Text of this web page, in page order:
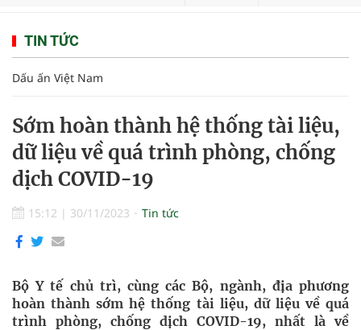
TIN TỨC
Dấu ấn Việt Nam
Sớm hoàn thành hệ thống tài liệu,
dữ liệu về quá trình phòng, chống
dịch COVID-19
15:12 | 30/11/2023 Tin tức
Bộ Y tế chủ trì, cùng các Bộ, ngành, địa phương
hoàn thành sớm hệ thống tài liệu, dữ liệu về quá
trình phòng, chống dịch COVID-19, nhất là về